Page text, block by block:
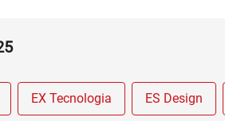
EX Tecnologia ES Design